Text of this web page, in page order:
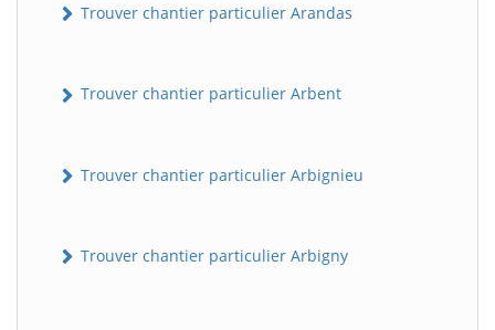
Trouver chantier particulier Arandas
Trouver chantier particulier Arbent
Trouver chantier particulier Arbignieu
Trouver chantier particulier Arbigny